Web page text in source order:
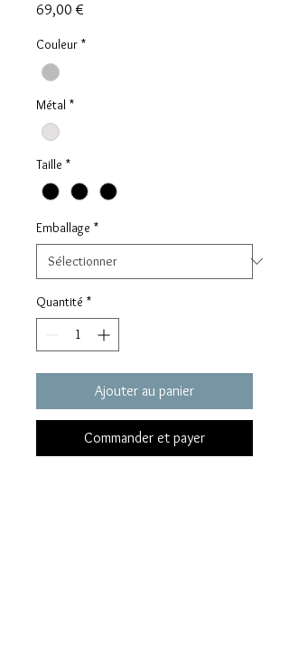
69,00 €
Couleur *
Métal *
Taille *
Emballage *
Quantité *
Ajouter au panier
Commander et payer